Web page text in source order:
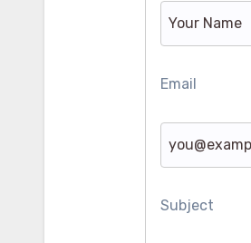
Email
Subject